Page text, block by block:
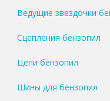
Ведущие звездочки
Сцепления бензопил
Цепи бензопил
Шины для бензопил